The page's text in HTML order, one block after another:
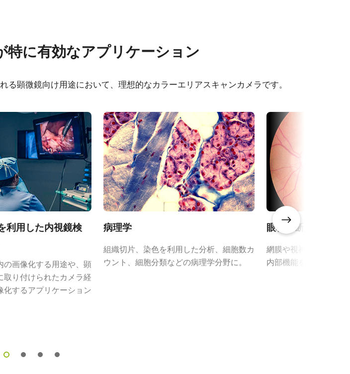
CAD file - AP-3200/1600T-USB
Frame Rate Calculator - AP-
eBUS Player ユーザーガイド
AP-3200T/1600Tシリーズ フ
ライヤー
カメラセレクションガイド（総
合カタログ）
る光路や
利点を最
質な画像を
シリ
特に有効なアプリケーション
顕微鏡向け用途において、理想的なカラーエリアスキャンカメラです。
利用した内視鏡検
の画像化する用途や、顕
取り付けられたカメラ経
化するアプリケーション
病理学
組織切片、染色を利用した分析、細胞数カ
ウント、細胞分類などの病理学分野に。
眼科診断での画像
網膜や視神経頭、血管
内部機能を診る眼の検